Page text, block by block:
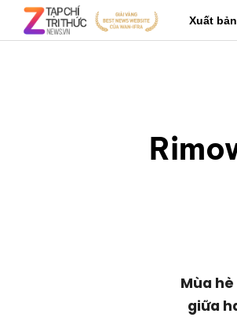
Xuất bản
Mùa
giữa